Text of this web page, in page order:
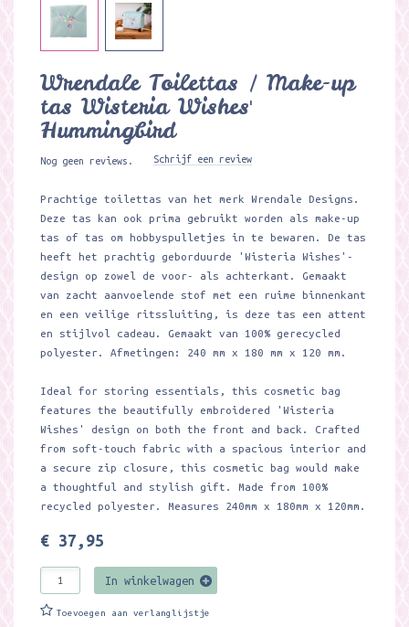
Wrendale Toilettas / Make-up
tas Wisteria Wishes'
Hummingbird
Nog geen reviews. Schrijf een review
Prachtige toilettas van het merk Wrendale Designs.
Deze tas kan ook prima gebruikt worden als make-up
tas of tas om hobbyspulletjes in te bewaren. De tas
heeft het prachtig geborduurde 'Wisteria Wishes'-
design op zowel de voor- als achterkant. Gemaakt
van zacht aanvoelende stof met een ruime binnenkant
en een veilige ritssluiting, is deze tas een attent
en stijlvol cadeau. Gemaakt van 100% gerecycled
polyester. Afmetingen: 240 mm x 180 mm x 120 mm.
Ideal for storing essentials, this cosmetic bag
features the beautifully embroidered 'Wisteria
Wishes' design on both the front and back. Crafted
from soft-touch fabric with a spacious interior and
a secure zip closure, this cosmetic bag would make
a thoughtful and stylish gift. Made from 100%
recycled polyester. Measures 240mm x 180mm x 120mm.
€ 37,95
In winkelwagen
Toevoegen aan verlanglijstje